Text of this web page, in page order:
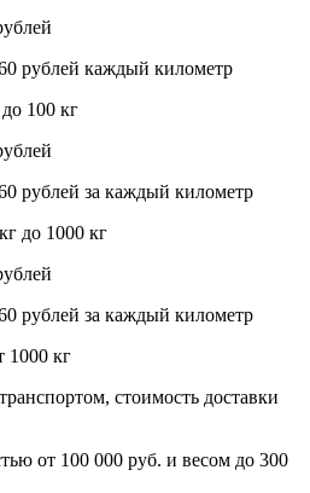
рублей каждый километр
до 100 кг
рублей за каждый километр
до 1000 кг
рублей за каждый километр
1000 кг
стоимость доставки
от 100 000 руб. и весом до 300